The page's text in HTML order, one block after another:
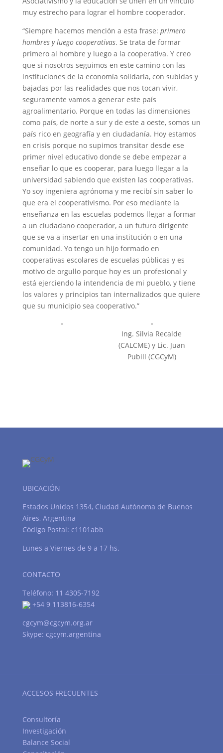
muy estrecho para lograr el hombre cooperador.
“Siempre hacemos mención a esta frase: primero
hombres y luego cooperativas. Se trata de formar
primero al hombre y luego a la cooperativa. Y creo
que si nosotros seguimos en este camino con las
instituciones de la economía solidaria, con subidas y
bajadas por las realidades que nos tocan vivir,
seguramente vamos a generar este país
agroalimentario. Porque en todas las dimensiones
como país, de norte a sur y de este a oeste, somos un
país rico en geografía y en ciudadanía. Hoy estamos
en crisis porque no supimos transitar desde ese
primer nivel educativo donde se debe empezar a
enseñar lo que es cooperar, para luego llegar a la
universidad sabiendo que existen las cooperativas.
Yo soy ingeniera agrónoma y me recibí sin saber lo
que era el cooperativismo. Por eso mediante la
enseñanza en las escuelas podemos llegar a formar
a un ciudadano cooperador, a un futuro dirigente
que se va a insertar en una institución o en una
comunidad. Yo tengo un hijo formado en
cooperativas escolares de escuelas públicas y es
motivo de orgullo porque hoy es un profesional y
está ejerciendo la intendencia de mi pueblo, y tiene
los valores y principios tan internalizados que quiere
que su municipio sea cooperativo.”
Ing. Silvia Recalde
(CALCME) y Lic. Juan
Pubill (CGCyM)
UBICACIÓN
Estados Unidos 1354, Ciudad Autónoma de Buenos
Aires, Argentina
Código Postal: c1101abb
Lunes a Viernes de 9 a 17 hs.
CONTACTO
Teléfono: 11 4305-7192
+54 9 113816-6354
cgcym@cgcym.org.ar
Skype: cgcym.argentina
ACCESOS FRECUENTES
Consultoría
Investigación
Balance Social